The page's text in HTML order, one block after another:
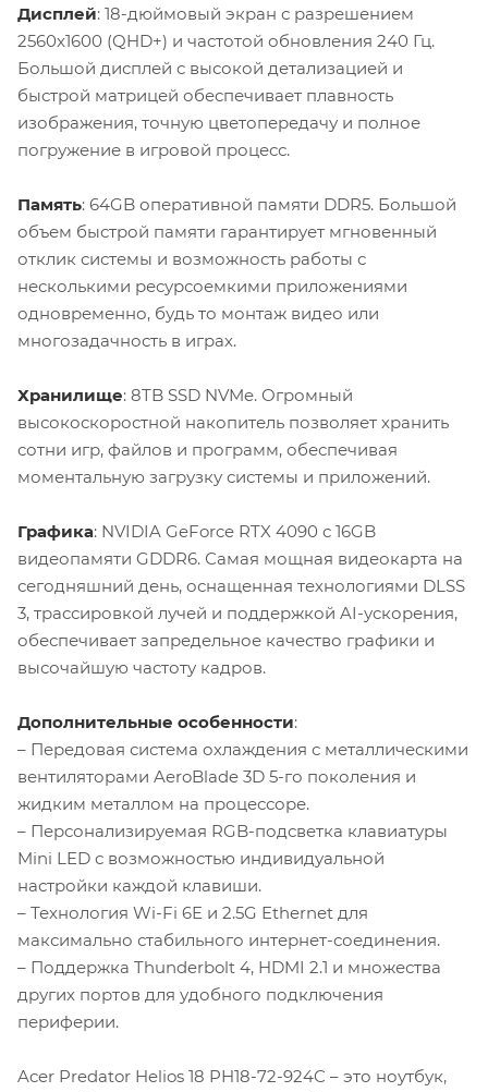
Дисплей: 18-дюймовый экран с разрешением
2560x1600 (QHD+) и частотой обновления 240 Гц.
Большой дисплей с высокой детализацией и
быстрой матрицей обеспечивает плавность
изображения, точную цветопередачу и полное
погружение в игровой процесс.
Память: 64GB оперативной памяти DDR5. Большой
объем быстрой памяти гарантирует мгновенный
отклик системы и возможность работы с
несколькими ресурсоемкими приложениями
одновременно, будь то монтаж видео или
многозадачность в играх.
Хранилище: 8TB SSD NVMe. Огромный
высокоскоростной накопитель позволяет хранить
сотни игр, файлов и программ, обеспечивая
моментальную загрузку системы и приложений.
Графика: NVIDIA GeForce RTX 4090 с 16GB
видеопамяти GDDR6. Самая мощная видеокарта на
сегодняшний день, оснащенная технологиями DLSS
3, трассировкой лучей и поддержкой AI-ускорения,
обеспечивает запредельное качество графики и
высочайшую частоту кадров.
Дополнительные особенности:
– Передовая система охлаждения с металлическими
вентиляторами AeroBlade 3D 5-го поколения и
жидким металлом на процессоре.
– Персонализируемая RGB-подсветка клавиатуры
Mini LED с возможностью индивидуальной
настройки каждой клавиши.
– Технология Wi-Fi 6E и 2.5G Ethernet для
максимально стабильного интернет-соединения.
– Поддержка Thunderbolt 4, HDMI 2.1 и множества
других портов для удобного подключения
периферии.
Acer Predator Helios 18 PH18-72-924C – это ноутбук,